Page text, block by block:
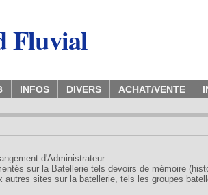
Fluvial
INFOS DIVERS ACHAT/VENTE
d'Administrateur
sur la Batellerie tels devoirs de mémoire
autres sites sur la batellerie, tels les groupes